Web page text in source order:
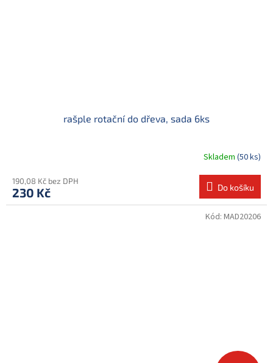
rašple rotační do dřeva, sada 6ks
Skladem (50 ks)
190,08 Kč bez DPH
230 Kč Do košíku
Kód: MAD20206